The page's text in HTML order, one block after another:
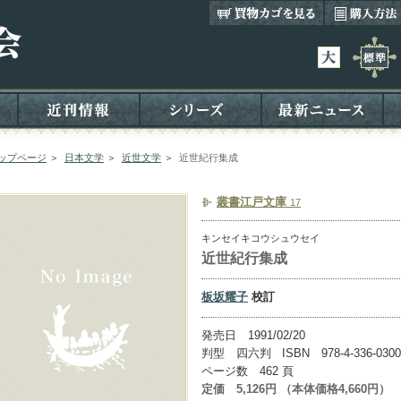
プページ ＞ 日本文学 ＞ 近世文学 ＞ 近世紀行集成
叢書江戸文庫 17
キンセイキコウシュウセイ
近世紀行集成
板坂耀子 校訂
発売日 1991/02/20
判型 四六判 ISBN 978-4-336-
ページ数 462 頁
定価 5,126円 （本体価格4,660円）